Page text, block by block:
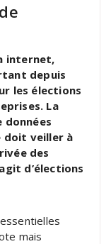
internet,
depuis
les élections
La
données
doit veiller à
des
d’élections
mais